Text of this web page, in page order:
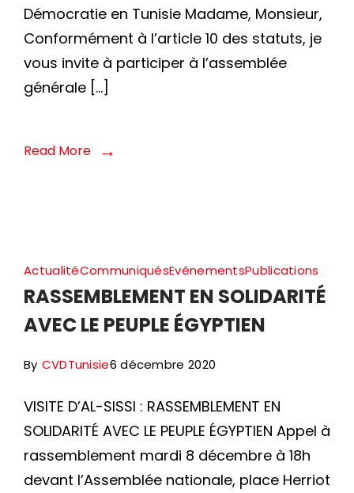
Démocratie en Tunisie Madame, Monsieur,
Conformément à l’article 10 des statuts, je
vous invite à participer à l’assemblée
générale […]
Read More
ActualitéCommuniquésEvénementsPublications
RASSEMBLEMENT EN SOLIDARITÉ
AVEC LE PEUPLE ÉGYPTIEN
By CVDTunisie6 décembre 2020
VISITE D’AL-SISSI : RASSEMBLEMENT EN
SOLIDARITÉ AVEC LE PEUPLE ÉGYPTIEN Appel à
rassemblement mardi 8 décembre à 18h
devant l’Assemblée nationale, place Herriot